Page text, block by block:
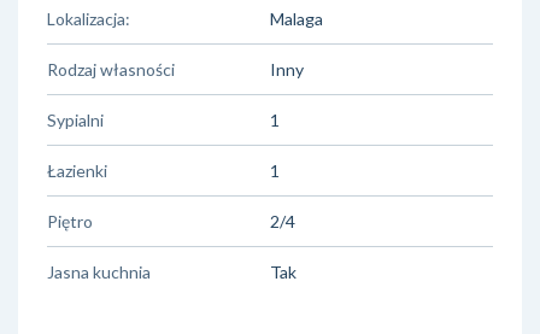
Lokalizacja: Malaga
Rodzaj własności Inny
Sypialni 1
Łazienki 1
Piętro 2/4
Jasna kuchnia Tak